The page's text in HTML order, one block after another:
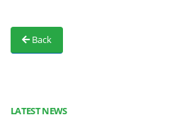
Back
LATEST NEWS